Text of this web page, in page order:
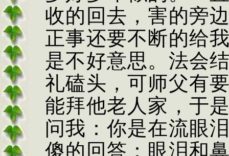
收的回去，害的旁
正事还要不断的给
是不好意思。法会
礼磕头，可师父有
能拜他老人家，于
问我：你是在流眼
傻的回答：眼泪和